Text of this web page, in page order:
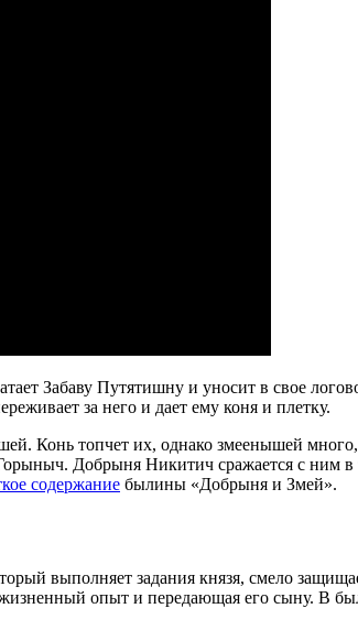
Забаву Путятишну и уносит в свое
за него и дает ему коня и плетку.
Конь топчет их, однако змеенышей
Добрыня Никитич сражается с ним
содержание былины «Добрыня и Змей».
выполняет задания князя, смело
опыт и передающая его сыну. В